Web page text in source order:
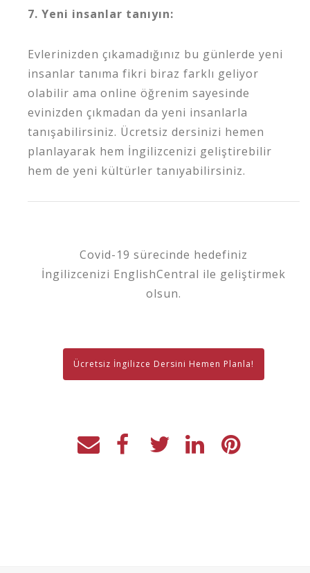
7. Yeni insanlar tanıyın:
Evlerinizden çıkamadığınız bu günlerde yeni
insanlar tanıma fikri biraz farklı geliyor
olabilir ama online öğrenim sayesinde
evinizden çıkmadan da yeni insanlarla
tanışabilirsiniz. Ücretsiz dersinizi hemen
planlayarak hem İngilizcenizi geliştirebilir
hem de yeni kültürler tanıyabilirsiniz.
Covid-19 sürecinde hedefiniz
İngilizcenizi EnglishCentral ile geliştirmek
olsun.
Ücretsiz İngilizce Dersini Hemen Planla!